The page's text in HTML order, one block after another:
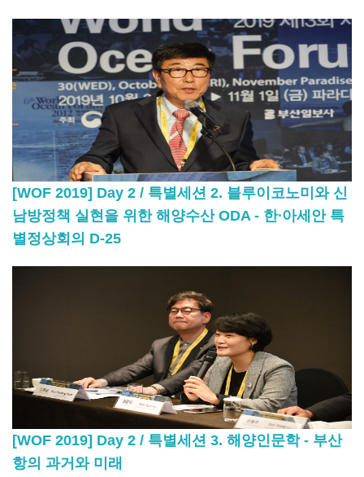
[WOF 2019] Day 2 / 특별세션 2. 블루이코노미와 신
남방정책 실현을 위한 해양수산 ODA - 한∙아세안 특
별정상회의 D-25
[WOF 2019] Day 2 / 특별세션 3. 해양인문학 - 부산
항의 과거와 미래